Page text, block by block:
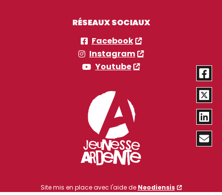
RÉSEAUX SOCIAUX
Facebook
Instagram
Youtube
Site mis en place avec l'aide de Neodiensis